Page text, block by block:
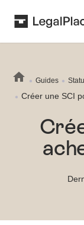
Guides
Créer une SCI